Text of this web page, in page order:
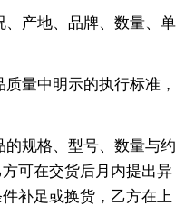
产地、品牌、数量、单
量中明示的执行标准，
规格、型号、数量与约
可在交货后月内提出异
补足或换货，乙方在上